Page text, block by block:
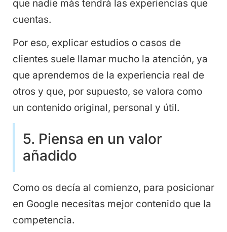
que nadie más tendrá las experiencias que
cuentas.
Por eso, explicar estudios o casos de
clientes suele llamar mucho la atención, ya
que aprendemos de la experiencia real de
otros y que, por supuesto, se valora como
un contenido original, personal y útil.
5. Piensa en un valor
añadido
Como os decía al comienzo, para posicionar
en Google necesitas mejor contenido que la
competencia.